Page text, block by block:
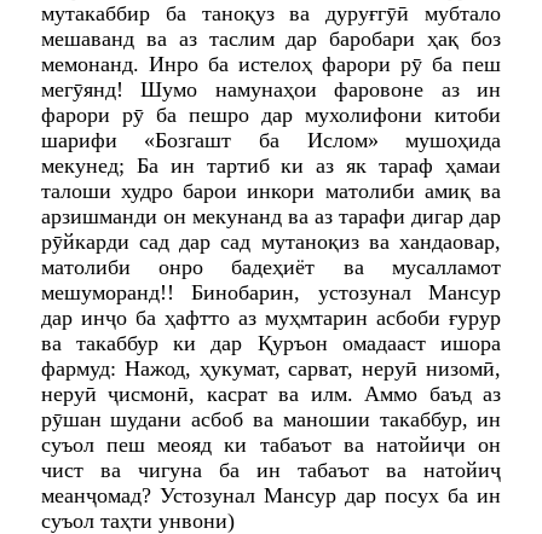
мутакаббир ба таноқуз ва дуруғгӯӣ мубтало
мешаванд ва аз таслим дар баробари ҳақ боз
мемонанд. Инро ба истелоҳ фарори рӯ ба пеш
мегӯянд! Шумо намунаҳои фаровоне аз ин
фарори рӯ ба пешро дар мухолифони китоби
шарифи «Бозгашт ба Ислом» мушоҳида
мекунед; Ба ин тартиб ки аз як тараф ҳамаи
талоши худро барои инкори матолиби амиқ ва
арзишманди он мекунанд ва аз тарафи дигар дар
рӯйкарди сад дар сад мутаноқиз ва хандаовар,
матолиби онро бадеҳиёт ва мусалламот
мешуморанд!! Бинобарин, устозунал Мансур
дар инҷо ба ҳафтто аз муҳмтарин асбоби ғурур
ва такаббур ки дар Қуръон омадааст ишора
фармуд: Нажод, ҳукумат, сарват, неруӣ низомӣ,
неруӣ ҷисмонӣ, касрат ва илм. Аммо баъд аз
рӯшан шудани асбоб ва маношии такаббур, ин
суъол пеш меояд ки табаъот ва натойиҷи он
чист ва чигуна ба ин табаъот ва натойиҷ
меанҷомад? Устозунал Мансур дар посух ба ин
суъол таҳти унвони)